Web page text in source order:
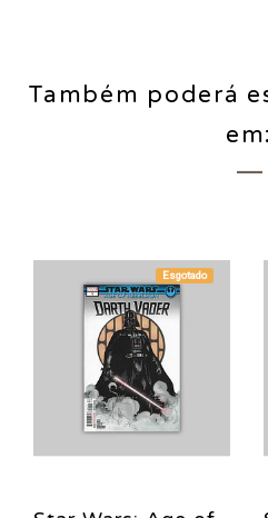
Também poderá
em:
Esgotado